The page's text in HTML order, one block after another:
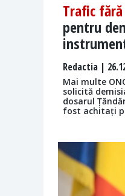
Trafic
pentru
Redactia |
Mai multe
solicită
dosarul
fost achitați